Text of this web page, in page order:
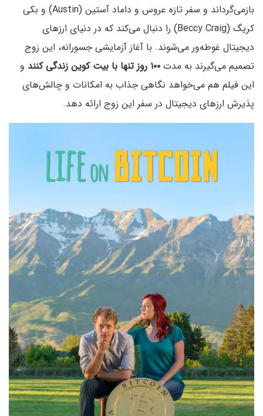
بازمی‌گرداند و سفر تازه‌ عروس و داماد آستین (Austin) و بکی
کریگ (Beccy Craig) را دنبال می‌کند که در دنیای ارزهای
دیجیتال غوطه‌ور می‌شوند. با آغاز آزمایشی جسورانه، این زوج
تصمیم می‌گیرند به مدت
و
این فیلم هم می‌خواهد نگاهی جذاب به امکانات و چالش‌های
پذیرش ارزهای دیجیتال در سفر این زوج ارائه دهد.